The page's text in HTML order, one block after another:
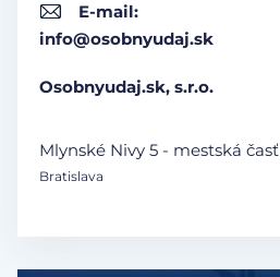
E-mail:
info@osobnyudaj.sk
Osobnyudaj.sk, s.r.o.
Mlynské Nivy 5 - mestská
Bratislava